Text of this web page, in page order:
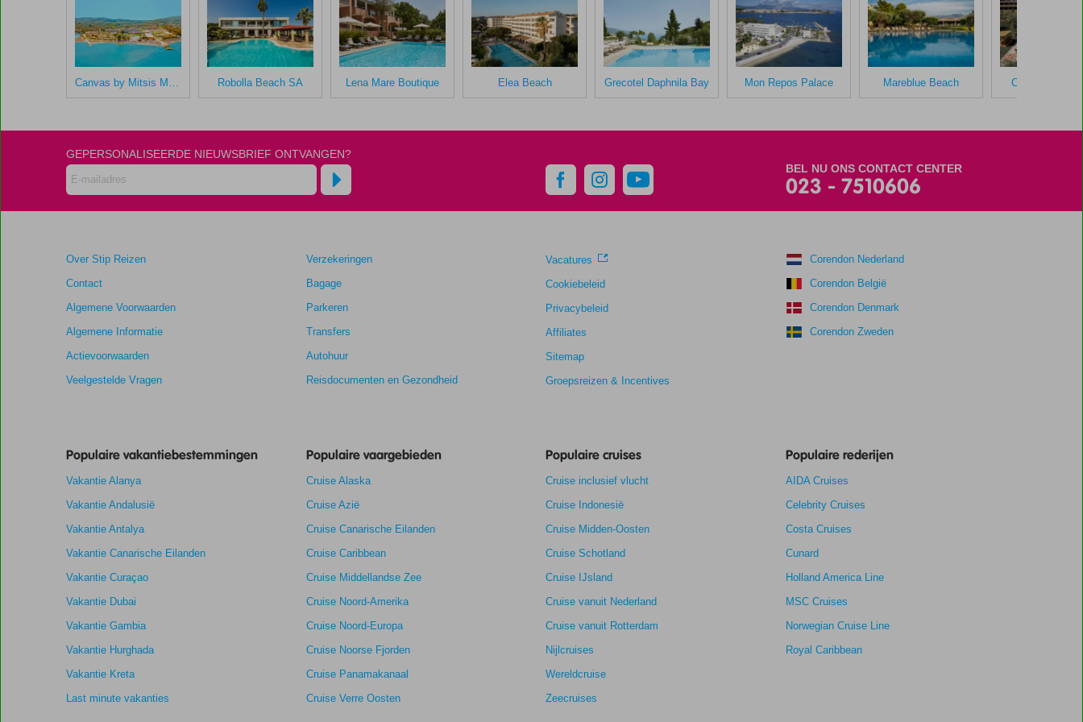
na
hun
verblijf
Aeolos
Scores
die
ouder
zijn
maanden
meer
weergegeven
de
relevantie
te
Totale score
Gebaseerd
op:
19
beoordelingen
9,1
Ligging
Eten
8,7
Kamers
Wifi kwaliteit
8,2
Canvas by Mitsis Messonghi Robolla Beach SA Lena Mare Boutique Elea Beach Grecotel Daphnila Bay Mon Repos Palace Mareblue Beach Cook's Club
BEL NU ONS CONTACT CENTER
023 - 7510606
GEPERSONALISEERDE NIEUWSBRIEF ONTVANGEN?
Over Stip Reizen
Contact
Algemene Voorwaarden
Algemene Informatie
Actievoorwaarden
Veelgestelde Vragen
Verzekeringen
Bagage
Parkeren
Transfers
Autohuur
Reisdocumenten en Gezondheid
Vacatures
Cookiebeleid
Privacybeleid
Affiliates
Sitemap
Groepsreizen & Incentives
Corendon Nederland
Corendon België
Corendon Denmark
Corendon Zweden
Populaire vakantiebestemmingen
Vakantie Alanya
Vakantie Andalusië
Vakantie Antalya
Vakantie Canarische Eilanden
Vakantie Curaçao
Vakantie Dubai
Vakantie Gambia
Vakantie Hurghada
Vakantie Kreta
Last minute vakanties
Populaire vaargebieden
Cruise Alaska
Cruise Azië
Cruise Canarische Eilanden
Cruise Caribbean
Cruise Middellandse Zee
Cruise Noord-Amerika
Cruise Noord-Europa
Cruise Noorse Fjorden
Cruise Panamakanaal
Cruise Verre Oosten
Populaire cruises
Cruise inclusief vlucht
Cruise Indonesië
Cruise Midden-Oosten
Cruise Schotland
Cruise IJsland
Cruise vanuit Nederland
Cruise vanuit Rotterdam
Nijlcruises
Wereldcruise
Zeecruises
Populaire rederijen
AIDA Cruises
Celebrity Cruises
Costa Cruises
Cunard
Holland America Line
MSC Cruises
Norwegian Cruise Line
Royal Caribbean